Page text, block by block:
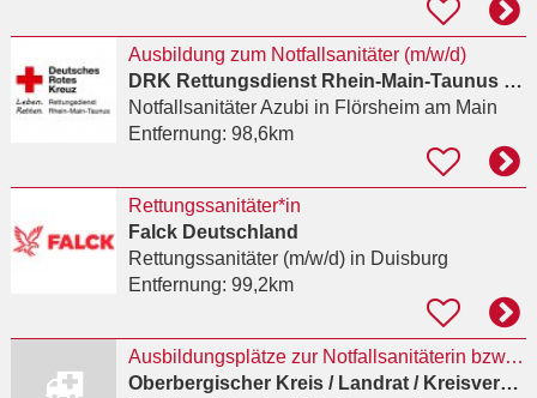
Ausbildung zum Notfallsanitäter (m/w/d)
DRK Rettungsdienst Rhein-Main-Taunus gGmbH
Notfallsanitäter Azubi in Flörsheim am Main
Entfernung: 98,6km
Rettungssanitäter*in
Falck Deutschland
Rettungssanitäter (m/w/d)in Duisburg
Entfernung: 99,2km
Ausbildungsplätze zur Notfallsanitäterin bzw. zum Notfallsanitäter (m/w/d) zum 01.10.2027
Oberbergischer Kreis / Landrat / Kreisverwaltung